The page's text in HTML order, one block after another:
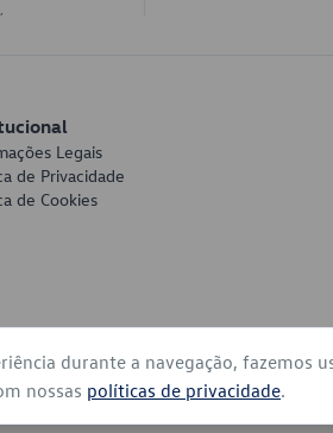
Servo
Freio
Legais
de Privacidade
de Cookies
- Todos os direitos reservados
durante a navegação, fazemos
nossas políticas de privacidade.